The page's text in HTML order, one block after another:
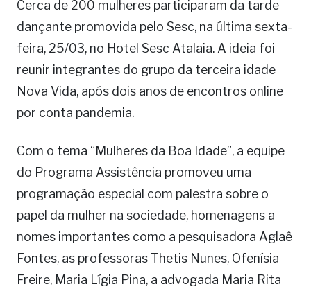
Cerca de 200 mulheres participaram da tarde
dançante promovida pelo Sesc, na última sexta-
feira, 25/03, no Hotel Sesc Atalaia. A ideia foi
reunir integrantes do grupo da terceira idade
Nova Vida, após dois anos de encontros online
por conta pandemia.
Com o tema “Mulheres da Boa Idade”, a equipe
do Programa Assistência promoveu uma
programação especial com palestra sobre o
papel da mulher na sociedade, homenagens a
nomes importantes como a pesquisadora Aglaê
Fontes, as professoras Thetis Nunes, Ofenísia
Freire, Maria Lígia Pina, a advogada Maria Rita